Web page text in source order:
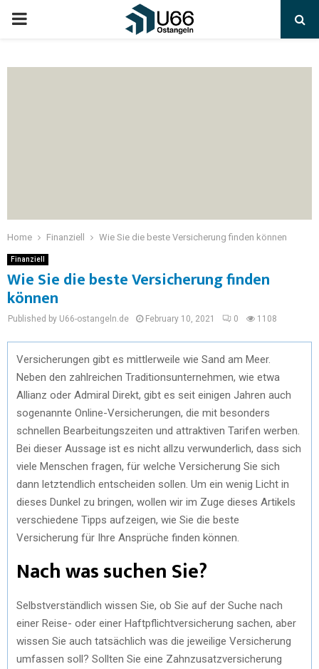
Home Finanziell Wie Sie die beste Versicherung finden können
Finanziell
Wie Sie die beste Versicherung finden
können
Published by U66-ostangeln.de February 10, 2021 0 1108
Versicherungen gibt es mittlerweile wie Sand am Meer.
Neben den zahlreichen Traditionsunternehmen, wie etwa
Allianz oder Admiral Direkt, gibt es seit einigen Jahren auch
sogenannte Online-Versicherungen, die mit besonders
schnellen Bearbeitungszeiten und attraktiven Tarifen werben.
Bei dieser Aussage ist es nicht allzu verwunderlich, dass sich
viele Menschen fragen, für welche Versicherung Sie sich
dann letztendlich entscheiden sollen. Um ein wenig Licht in
dieses Dunkel zu bringen, wollen wir im Zuge dieses Artikels
verschiedene Tipps aufzeigen, wie Sie die beste
Versicherung für Ihre Ansprüche finden können.
Nach was suchen Sie?
Selbstverständlich wissen Sie, ob Sie auf der Suche nach
einer Reise- oder einer Haftpflichtversicherung sachen, aber
wissen Sie auch tatsächlich was die jeweilige Versicherung
umfassen soll? Sollten Sie eine Zahnzusatzversicherung